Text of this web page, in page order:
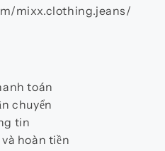
mixx.clothing.jeans/
toán
chuyển
tin
hoàn tiền